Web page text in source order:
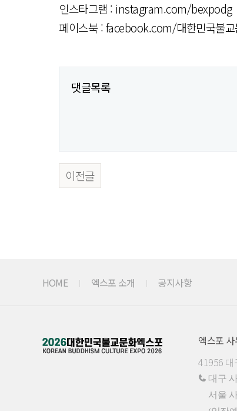
인스타그램 : instagram.com/bexpodg
페이스북 : facebook.com/대한민국불
댓글목록
이전글
HOME 엑스포 소개 공지사항
엑스포
41956 대
대구
서울